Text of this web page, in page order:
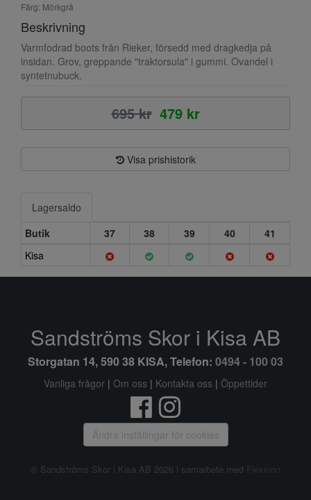
Färg: Mörkgrå
Beskrivning
Varmfodrad boots från Rieker, försedd med dragkedja på
insidan. Grov, greppande "traktorsula" i gummi. Ovandel i
syntetnubuck.
695 kr 479 kr
Visa prishistorik
Lagersaldo
Butik
37 38 39 40
41
Kisa
Sandströms Skor i Kisa AB
Storgatan 14, 590 38 KISA, Telefon: 0494 - 100 03
Vanliga frågor | Om oss | Kontakta oss | Öppettider
Ändra inställingar för cookies
© Sandströms Skor i Kisa AB 2026 i samarbete med Flexicon